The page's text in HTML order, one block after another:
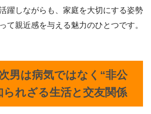
躍しながらも、家庭を大切にする姿勢
て親近感を与える魅力のひとつです。
男は病気ではなく“非公
られざる生活と交友関係